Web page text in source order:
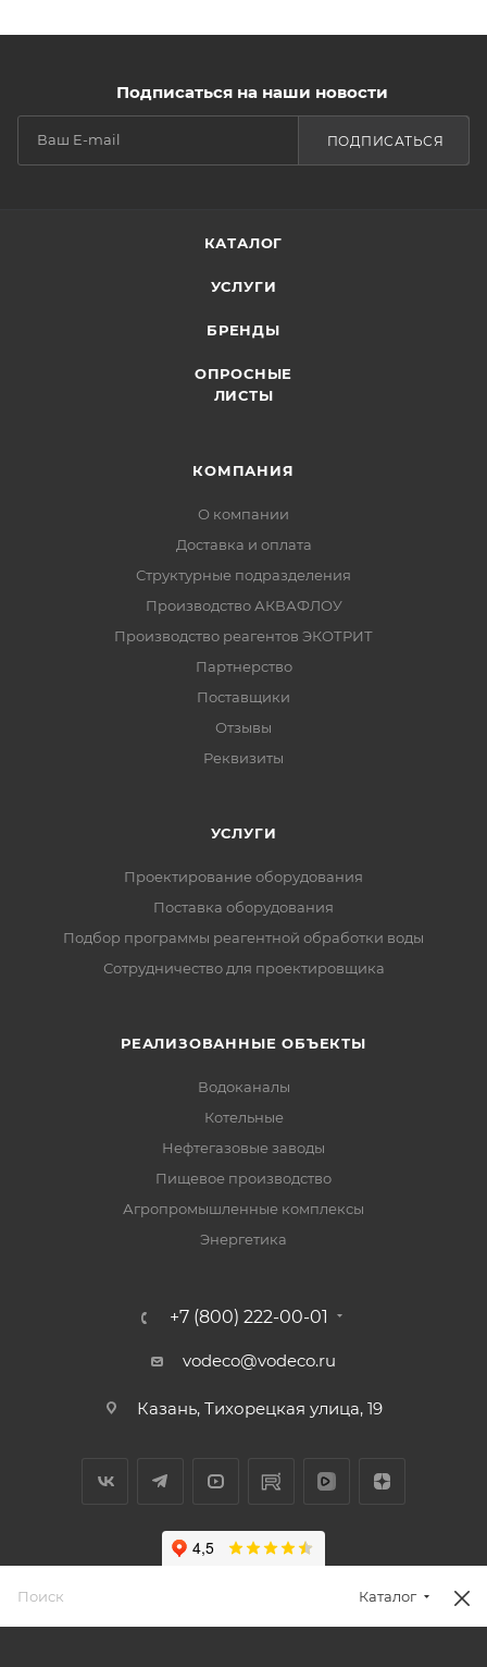
Подписаться на наши новости
ПОДПИСАТЬСЯ
КАТАЛОГ
УСЛУГИ
БРЕНДЫ
ОПРОСНЫЕ
ЛИСТЫ
КОМПАНИЯ
О компании
Доставка и оплата
Структурные подразделения
Производство АКВАФЛОУ
Производство реагентов ЭКОТРИТ
Партнерство
Поставщики
Отзывы
Реквизиты
УСЛУГИ
Проектирование оборудования
Поставка оборудования
Подбор программы реагентной обработки воды
Сотрудничество для проектировщика
РЕАЛИЗОВАННЫЕ ОБЪЕКТЫ
Водоканалы
Котельные
Нефтегазовые заводы
Пищевое производство
Агропромышленные комплексы
Энергетика
+7 (800) 222-00-01
vodeco@vodeco.ru
Казань, Тихорецкая улица, 19
Каталог